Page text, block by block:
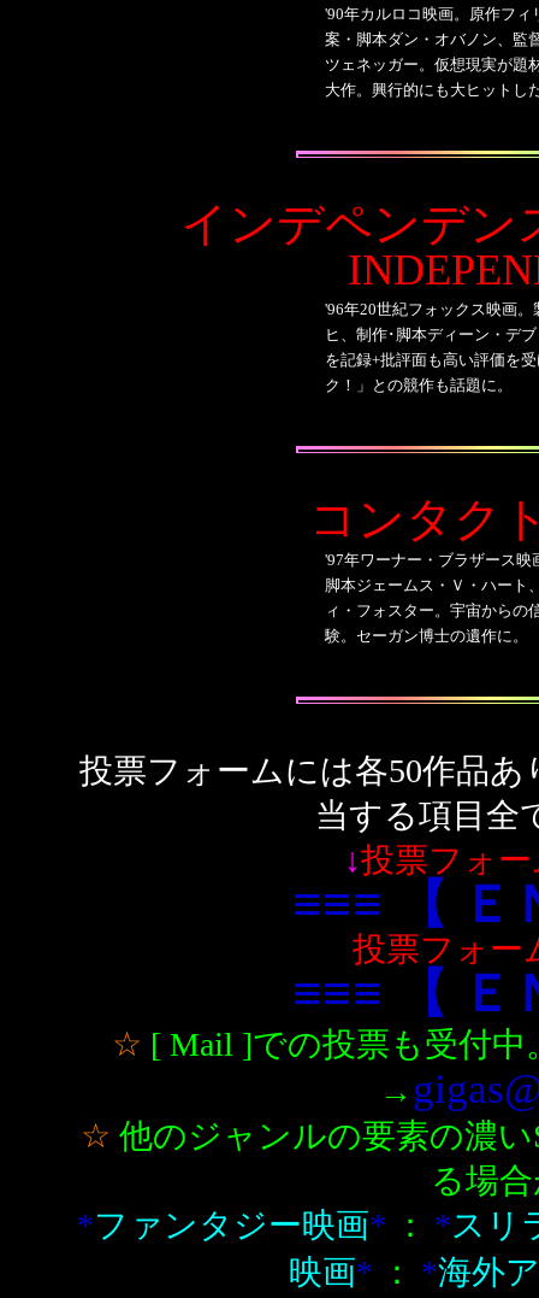
'90年カルロコ映画。原作フ
案・脚本ダン・オバノン、監
ツェネッガー。仮想現実が題
大作。興行的にも大ヒットし
インデペンデン
'96年20世紀フォックス映画。
ヒ、制作･脚本ディーン・デ
を記録+批評面も高い評価を
ク！」との競作も話題に。
コンタク
'97年ワーナー・ブラザース
脚本ジェームス・Ｖ・ハート
ィ・フォスター。宇宙からの
験。セーガン博士の遺作に。
投票フォームには各50作品あ
当する項目全
↓投票フォー
≡≡≡ 【 Ｅ
投票フォー
≡≡≡ 【 Ｅ
☆ [ Mail ]での投票も受付
→
☆ 他のジャンルの要素の濃
る場
*ファンタジー映画* ： *スリ
映画* ： *海外